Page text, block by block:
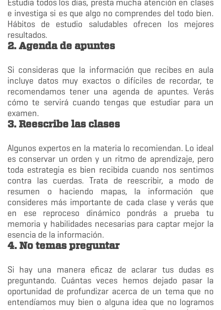
Estudia todos los días, presta mucha atención en clases
e investiga si es que algo no comprendes del todo bien.
Hábitos de estudio saludables ofrecen los mejores
resultados.
2. Agenda de apuntes
Si consideras que la información que recibes en aula
incluye datos muy exactos o difíciles de recordar, te
recomendamos tener una agenda de apuntes. Verás
cómo te servirá cuando tengas que estudiar para un
examen.
3. Reescribe las clases
Algunos expertos en la materia lo recomiendan. Lo ideal
es conservar un orden y un ritmo de aprendizaje, pero
toda estrategia es bien recibida cuando nos sentimos
contra las cuerdas. Trata de reescribir, a modo de
resumen o haciendo mapas, la información que
consideres más importante de cada clase y verás que
en ese reproceso dinámico pondrás a prueba tu
memoria y habilidades necesarias para captar mejor la
esencia de la información.
4. No temas preguntar
Si hay una manera eficaz de aclarar tus dudas es
preguntando. Cuántas veces hemos dejado pasar la
oportunidad de profundizar acerca de un tema que no
entendíamos muy bien o alguna idea que no logramos